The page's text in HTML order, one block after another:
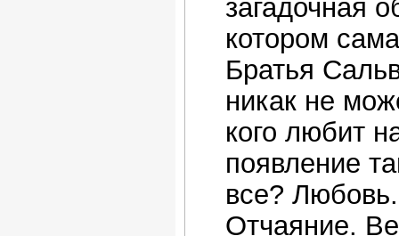
загадочная
котором
Братья
никак не
кого любит
появление
все?
Отчаяние.